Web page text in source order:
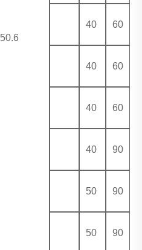
50.6
40 60
40 60
40 60
40 90
50 90
50 90